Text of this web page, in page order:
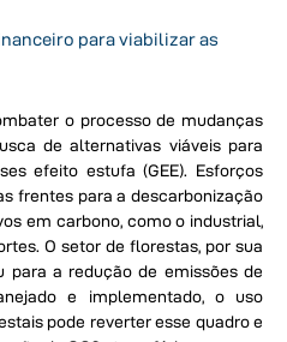
para viabilizar as
o processo de mudanças
de alternativas viáveis para
efeito estufa (GEE). Esforços
frentes para a descarbonização
em carbono, como o industrial,
O setor de florestas, por sua
para a redução de emissões de
e implementado, o uso
pode reverter esse quadro e